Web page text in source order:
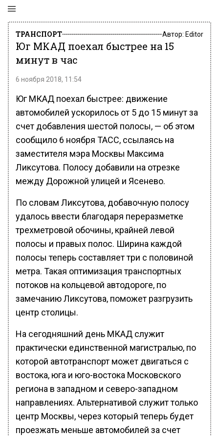
ТРАНСПОРТ Автор: Editor
Юг МКАД поехал быстрее на 15
минут в час
6 ноября 2018, 11:54
Юг МКАД поехал быстрее: движение
автомобилей ускорилось от 5 до 15 минут за
счет добавления шестой полосы, — об этом
сообщило 6 ноября ТАСС, ссылаясь на
заместителя мэра Москвы Максима
Ликсутова. Полосу добавили на отрезке
между Дорожной улицей и Ясенево.
По словам Ликсутова, добавочную полосу
удалось ввести благодаря переразметке
трехметровой обочины, крайней левой
полосы и правых полос. Ширина каждой
полосы теперь составляет три с половиной
метра. Такая оптимизация транспортных
потоков на кольцевой автодороге, по
замечанию Ликсутова, поможет разгрузить
центр столицы.
На сегодняшний день МКАД служит
практически единственной магистралью, по
которой автотранспорт может двигаться с
востока, юга и юго-востока Московского
региона в западном и северо-западном
направлениях. Альтернативой служит только
центр Москвы, через который теперь будет
проезжать меньше автомобилей за счет